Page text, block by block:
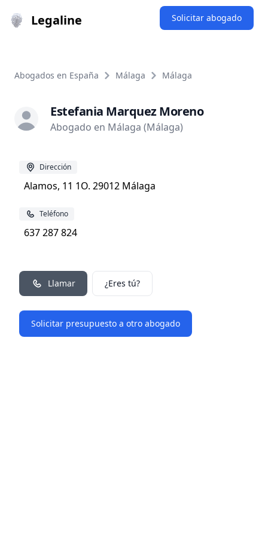
Legaline Solicitar abogado
Abogados en España Málaga Málaga
Estefania Marquez Moreno
Abogado en Málaga (Málaga)
Dirección
Alamos, 11 1O. 29012 Málaga
Teléfono
637 287 824
Llamar ¿Eres tú?
Solicitar presupuesto a otro abogado